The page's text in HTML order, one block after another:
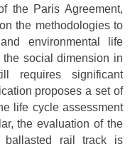
the Paris Agreement,
the methodologies to
environmental life
social dimension in
requires significant
proposes a set of
life cycle assessment
the evaluation of the
ballasted rail track is